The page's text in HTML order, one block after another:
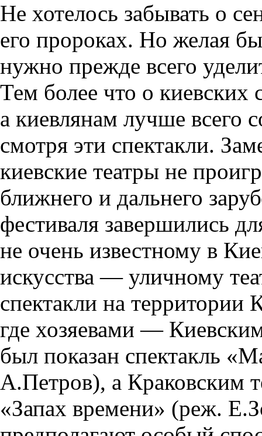
Не хотелось забывать о
его пророках. Но желая
нужно прежде всего
Тем более что о киевских
а киевлянам лучше всего
смотря эти спектакли.
киевские театры не
ближнего и дальнего
фестиваля завершились
не очень известному в
искусства — уличному
спектакли на
где хозяевами —
был показан спектакль
А.Петров), а Краковским
«Запах времени» (реж.